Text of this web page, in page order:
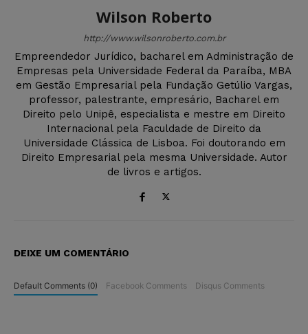
Wilson Roberto
http://www.wilsonroberto.com.br
Empreendedor Jurídico, bacharel em Administração de
Empresas pela Universidade Federal da Paraíba, MBA
em Gestão Empresarial pela Fundação Getúlio Vargas,
professor, palestrante, empresário, Bacharel em
Direito pelo Unipê, especialista e mestre em Direito
Internacional pela Faculdade de Direito da
Universidade Clássica de Lisboa. Foi doutorando em
Direito Empresarial pela mesma Universidade. Autor
de livros e artigos.
DEIXE UM COMENTÁRIO
Default Comments (0) Facebook Comments Disqus Comments